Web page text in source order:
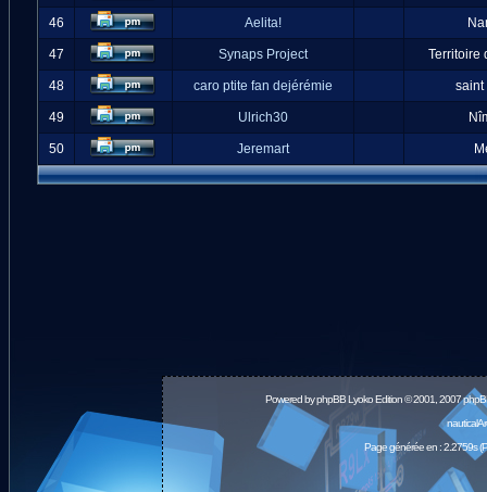
46 Aelita!
47 Synaps Project Territoire
48 caro ptite fan dejérémie saint
49 Ulrich30
50 Jeremart
Powered byphpBBLyoko Edition © 2001, 2007
Page générée en : 2.2759s